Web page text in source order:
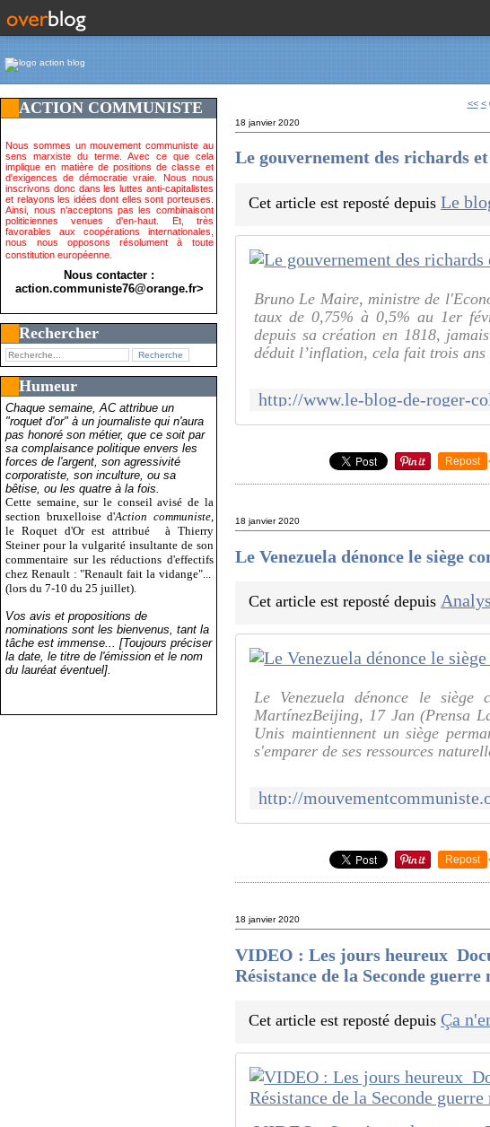
ACTION COMMUNISTE
Nous sommes un mouvement communiste au
sens marxiste du terme. Avec ce que cela
implique en matière de positions de classe et
d'exigences de démocratie vraie. Nous nous
inscrivons donc dans les luttes anti-capitalistes
et relayons les idées dont elles sont porteuses.
Ainsi, nous n'acceptons pas les combinaisont
politiciennes venues d'en-haut. Et, très
favorables aux coopérations internationales,
nous nous opposons résolument à toute
constitution européenne.
Nous contacter :
action.communiste76@orange.fr>
Rechercher
Humeur
Chaque semaine, AC attribue un
"roquet d'or" à un journaliste qui n'aura
pas honoré son métier, que ce soit par
sa complaisance politique envers les
forces de l'argent, son agressivité
corporatiste, son inculture, ou sa
bêtise, ou les quatre à la fois.
Cette semaine, sur le conseil avisé de la
section bruxelloise d'Action communiste,
le Roquet d'Or est attribué
à Thierry
Steiner pour la vulgarité insultante de son
commentaire sur les réductions d'effectifs
chez Renault : "Renault fait la vidange"...
(lors du 7-10 du 25 juillet).
Vos avis et propositions de
nominations sont les bienvenus, tant la
tâche est immense... [Toujours préciser
la date, le titre de l'émission et le nom
du lauréat éventuel].
<< <
18 janvier 2020
Le gouvernement des richards
Cet article est reposté depuisLe
Bruno Le Maire, ministre de
taux de 0,75% à 0,5% au 1er
depuis sa création en 1818,
déduit l’inflation, cela fait trois
Repost
18 janvier 2020
Le Venezuela dénonce le siège
Cet article est reposté depuis
Le Venezuela dénonce le
MartínezBeijing, 17 Jan (Prensa
Unis maintiennent un siège
s'emparer de ses ressources
Repost
18 janvier 2020
VIDEO : Les jours heureux
Résistance de la Seconde guerre
Cet article est reposté depuisÇa